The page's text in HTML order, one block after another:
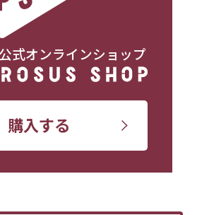
式オンラインショップ
購入する